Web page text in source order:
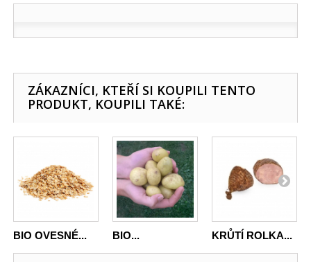
ZÁKAZNÍCI, KTEŘÍ SI KOUPILI TENTO
PRODUKT, KOUPILI TAKÉ:
BIO OVESNÉ... BIO... KRŮTÍ ROLKA...